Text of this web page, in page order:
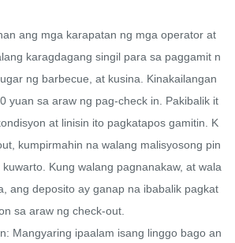
ang mga karapatan ng mga operator at
karagdagang singil para sa paggamit n
ng barbecue, at kusina. Kinakailangan
yuan sa araw ng pag-check in. Pakibalik it
at linisin ito pagkatapos gamitin. K
kumpirmahin na walang malisyosong pin
Kung walang pagnanakaw, at wala
ang deposito ay ganap na ibabalik pagkat
sa araw ng check-out.
Mangyaring ipaalam isang linggo bago an